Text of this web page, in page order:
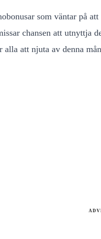
som väntar på
chansen att utnyttja
att njuta av denna